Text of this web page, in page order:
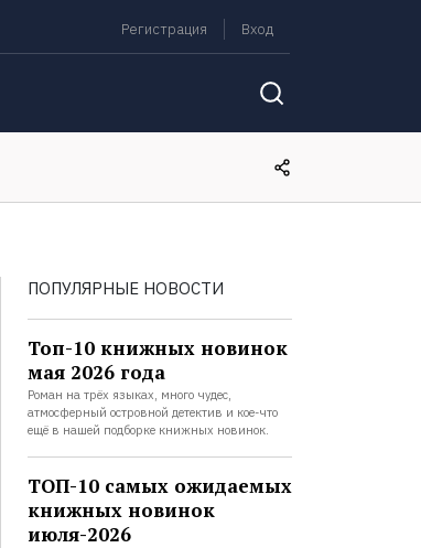
Регистрация Вход
ПОПУЛЯРНЫЕ НОВОСТИ
Топ-10 книжных новинок
мая 2026 года
Роман на трёх языках, много чудес,
атмосферный островной детектив и кое-что
ещё в нашей подборке книжных новинок.
ТОП-10 самых ожидаемых
книжных новинок
июля-2026